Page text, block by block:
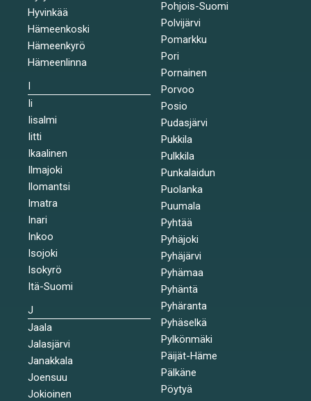
Hyvinkää
Hämeenkoski
Hämeenkyrö
Hämeenlinna
I
Ii
Iisalmi
Iitti
Ikaalinen
Ilmajoki
Ilomantsi
Imatra
Inari
Inkoo
Isojoki
Isokyrö
Itä-Suomi
J
Jaala
Jalasjärvi
Janakkala
Joensuu
Jokioinen
Pohjois-Suomi
Polvijärvi
Pomarkku
Pori
Pornainen
Porvoo
Posio
Pudasjärvi
Pukkila
Pulkkila
Punkalaidun
Puolanka
Puumala
Pyhtää
Pyhäjoki
Pyhäjärvi
Pyhämaa
Pyhäntä
Pyhäranta
Pyhäselkä
Pylkönmäki
Päijät-Häme
Pälkäne
Pöytyä